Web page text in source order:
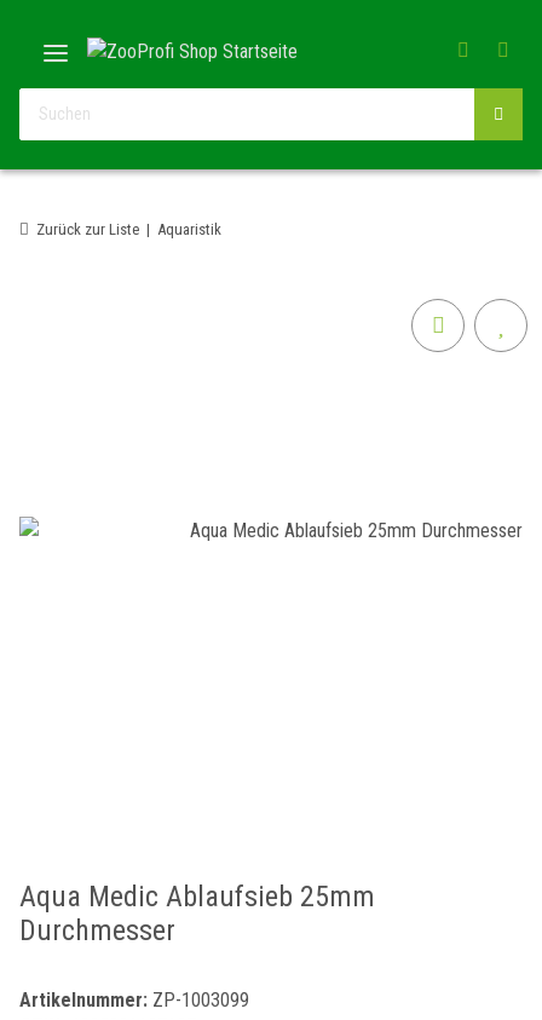
Zurück zur Liste Aquaristik
Aqua Medic Ablaufsieb 25mm
Durchmesser
Artikelnummer: ZP-1003099